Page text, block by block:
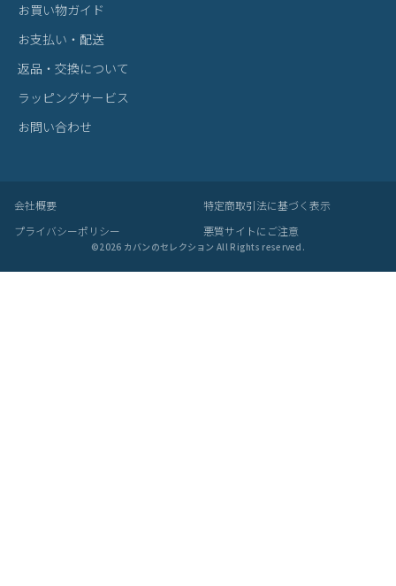
お買い物ガイド
お支払い・配送
返品・交換について
ラッピングサービス
お問い合わせ
会社概要
特定商取引法に基づく表示
プライバシーポリシー
悪質サイトにご注意
©2026 カバンのセレクション All Rights reserved.